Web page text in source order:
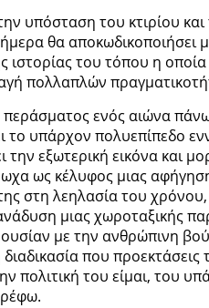
υπόσταση του κτιρίου
θα αποκωδικοποιήσει
ιστορίας του τόπου η
πολλαπλών
ενός αιώνα
το υπάρχον πολυεπίπεδο
την εξωτερική εικόνα και
ως κέλυφος μιας
στη λεηλασία του
μιας χωροταξικής
ουσίαν με την ανθρώπινη
διαδικασία που
πολιτική του είμαι, του